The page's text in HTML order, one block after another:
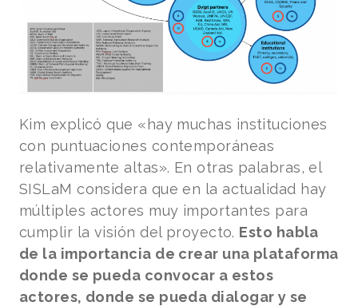
Kim explicó que «hay muchas instituciones
con puntuaciones contemporáneas
relativamente altas». En otras palabras, el
SISLaM considera que en la actualidad hay
múltiples actores muy importantes para
cumplir la visión del proyecto. Esto habla
de la importancia de crear una plataforma
donde se pueda convocar a estos
actores, donde se pueda dialogar y se